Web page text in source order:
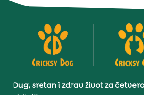
Dug, sretan i zdrav život za